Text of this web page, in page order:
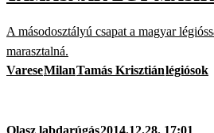
A másodosztályú csapat a magyar
marasztalná.
VareseMilanTamás Krisztiánlégiósok
Olasz labdarúgás2014.12.28. 17:01